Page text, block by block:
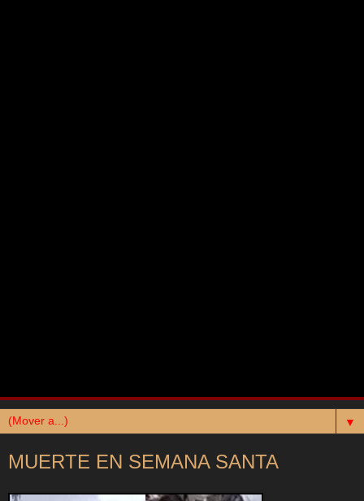
▼
MUERTE EN SEMANA SANTA